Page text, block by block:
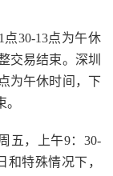
30-13点为午休
交易结束。深圳
为午休时间，下
五，上午9：30-
和特殊情况下，